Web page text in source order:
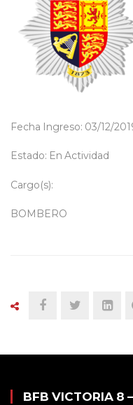
Fecha Ingreso: 03/12/
Estado: En Actividad
Cargo(s):
BOMBERO
BFB VICTORIA 8